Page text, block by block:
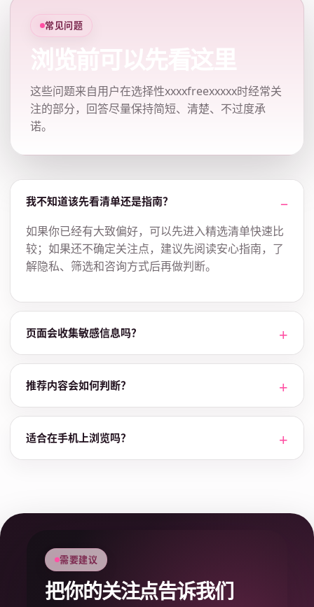
常见问题
浏览前可以先看这里
这些问题来自用户在选择性xxxxfreexxxxx时经常关
注的部分，回答尽量保持简短、清楚、不过度承
诺。
我不知道该先看清单还是指南？
如果你已经有大致偏好，可以先进入精选清单快速比
较；如果还不确定关注点，建议先阅读安心指南，了
解隐私、筛选和咨询方式后再做判断。
页面会收集敏感信息吗？
推荐内容会如何判断？
适合在手机上浏览吗？
需要建议
把你的关注点告诉我们